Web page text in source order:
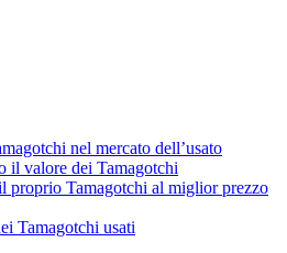
nel mercato dell’usato
il valore dei Tamagotchi
proprio Tamagotchi al miglior prezzo
Tamagotchi usati